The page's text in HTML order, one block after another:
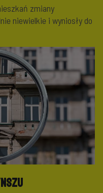
zmiany
niewielkie i wyniosły do